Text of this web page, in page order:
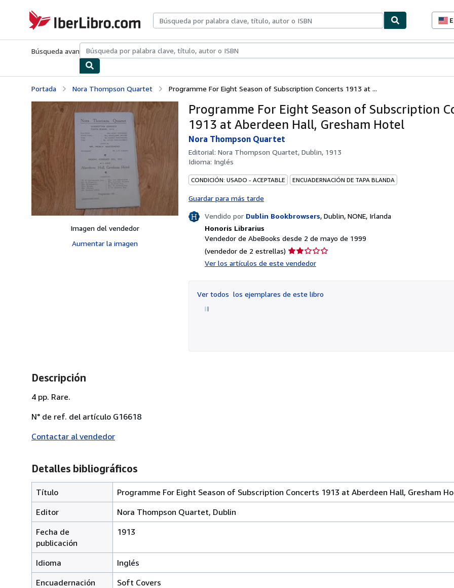
IberLibro.com
Búsqueda avanzadaColecciones Libros antiguosArte y coleccionismo
Portada Nora Thompson Quartet Programme For Eight Season of Subscription Concerts 1913 at ...
Imagen del vendedor
Aumentar la imagen
Programme For Eight Season of Subscription
1913 at Aberdeen Hall, Gresham Hotel
Nora Thompson Quartet
Editorial: Nora Thompson Quartet, Dublin, 1913
Idioma: Inglés
CONDICIÓN: USADO - ACEPTABLE ENCUADERNACIÓN DE TAPA BLANDA
Guardar para más tarde
Vendido por Dublin Bookbrowsers, Dublin, NONE, Irlanda
Honoris Librarius
Vendedor de AbeBooks desde 2 de mayo de 1999
(vendedor de 2 estrellas) Calificación
Ver los artículos de este vendedor
Ver todos los ejemplares de este libro
Descripción
4 pp. Rare.
N° de ref. del artículo G16618
Contactar al vendedor
Detalles bibliográficos
Título
Programme For Eight Season of Subscription Concerts 1913 at Aberdeen Hall, Gresham
Editor
Nora Thompson Quartet, Dublin
Fecha de
publicación
1913
Idioma
Inglés
Encuadernación
Soft Covers